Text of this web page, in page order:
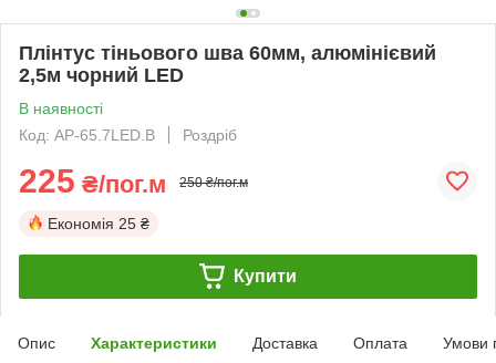
Плінтус тіньового шва 60мм, алюмінієвий
2,5м чорний LED
В наявності
Код: AP-65.7LED.B
Роздріб
225 ₴/пог.м 250 ₴/пог.м
Економія 25 ₴
Купити
Опис Характеристики Доставка Оплата Умови